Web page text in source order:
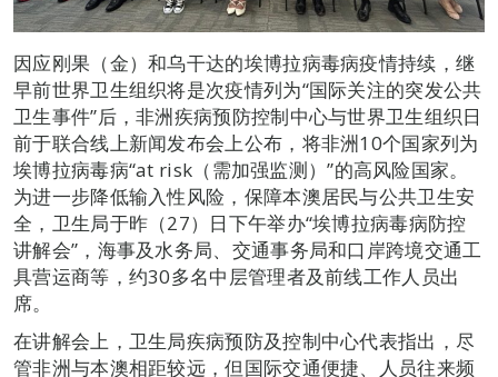
因应刚果（金）和乌干达的埃博拉病毒病疫情持续，继
早前世界卫生组织将是次疫情列为“国际关注的突发公共
卫生事件”后，非洲疾病预防控制中心与世界卫生组织日
前于联合线上新闻发布会上公布，将非洲10个国家列为
埃博拉病毒病“at risk（需加强监测）”的高风险国家。
为进一步降低输入性风险，保障本澳居民与公共卫生安
全，卫生局于昨（27）日下午举办“埃博拉病毒病防控
讲解会”，海事及水务局、交通事务局和口岸跨境交通工
具营运商等，约30多名中层管理者及前线工作人员出
席。
在讲解会上，卫生局疾病预防及控制中心代表指出，尽
管非洲与本澳相距较远，但国际交通便捷、人员往来频